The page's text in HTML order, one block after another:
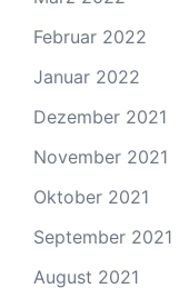
Februar 2022
Januar 2022
Dezember 2021
November 2021
Oktober 2021
September 2021
August 2021